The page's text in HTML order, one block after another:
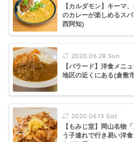
【カルダモン】キーマ
のカレーが楽しめるス
西阿知)
2020.06.28 Sun
【バラード】洋食メニ
地区の近くにある(倉敷
2020.06.13 Sat
【もみじ堂】岡山名物
う子連れで行き易い洋